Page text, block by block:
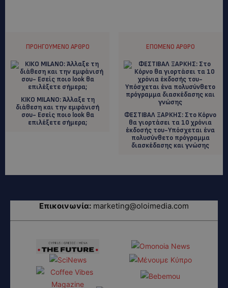
ΠΡΟΗΓΟΎΜΕΝΟ ΆΡΘΡΟ
ΚΙΚΟ ΜΙLANO: Άλλαξε τη
διάθεση και την εμφάνισή
σου- Εσείς ποιο look θα
επιλέξετε σήμερα;
ΕΠΌΜΕΝΟ ΆΡΘΡΟ
ΦΕΣΤΙΒΑΛ ΞΑΡΚΗΣ: Στο Κόρνο
θα γιορτάσει τα 10 χρόνια
έκδοσής του-Υπόσχεται ένα
πολυσύνθετο πρόγραμμα
διασκέδασης και γνώσης
Επικοινωνία: marketing@oloimedia.com